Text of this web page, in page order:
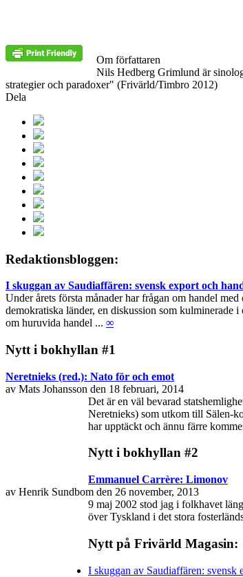
Om författaren
Nils Hedberg Grimlund är
strategier och paradoxer" (Frivärld/Timbro 2012)
Dela
Redaktionsbloggen:
I skuggan av Saudiaffären: svensk export och
Under årets första månader har frågan om handel
demokratiska länder, en diskussion som kulminerade
om huruvida handel ... ∞
Nytt i bokhyllan #1
Neretnieks (red.): Nato för och emot
av Mats Johansson den 18 februari, 2014
Det är en väl bevarad
Neretnieks) som utkom till Sälen-
har upptäckt och ännu färre
Nytt i bokhyllan #2
Emmanuel Carrère: Limonov
av Henrik Sundbom den 26 november, 2013
9 maj 2002 stod jag i folkhavet
över Tyskland i det stora
Nytt på Frivärld Magasin:
I skuggan av Saudiaffären: svensk